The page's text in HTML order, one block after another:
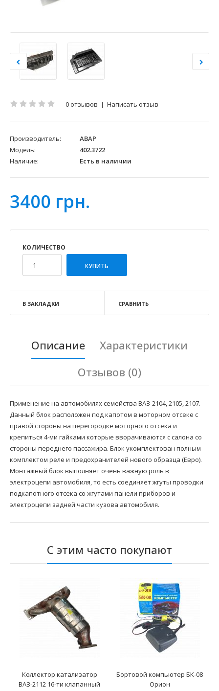
0 отзывов | Написать отзыв
Производитель:
АВАР
Модель:
402.3722
Наличие:
Есть в наличии
3400 грн.
КОЛИЧЕСТВО
В ЗАКЛАДКИ СРАВНИТЬ
Описание
Характеристики
Отзывов (0)
Применение на автомобилях семейства ВАЗ-2104, 2105, 2107.
Данный блок расположен под капотом в моторном отсеке с
правой стороны на перегородке моторного отсека и
крепиться 4-ми гайками которые вворачиваются с салона со
стороны переднего пассажира. Блок укомплектован полным
комплектом реле и предохранителей нового образца (Евро).
Монтажный блок выполняет очень важную роль в
электроцепи автомобиля, то есть соединяет жгуты проводки
подкапотного отсека со жгутами панели приборов и
электроцепи задней части кузова автомобиля.
С этим часто покупают
Коллектор катализатор
ВАЗ-2112 16-ти клапанный
Бортовой компьютер БК-08
Орион